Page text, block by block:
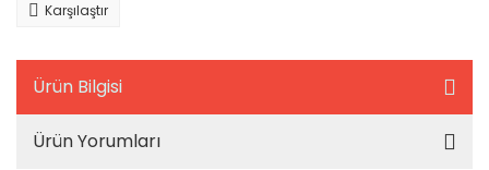
Karşılaştır
Ürün Bilgisi
Ürün Yorumları